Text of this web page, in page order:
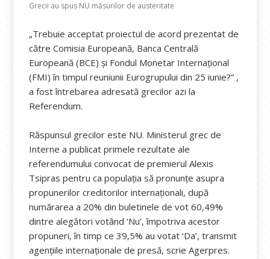
Grecii au spus NU măsurilor de austeritate
„Trebuie acceptat proiectul de acord prezentat de
către Comisia Europeană, Banca Centrală
Europeană (BCE) şi Fondul Monetar Internaţional
(FMI) în timpul reuniunii Eurogrupului din 25 iunie?” ,
a fost întrebarea adresată grecilor azi la
Referendum.
Răspunsul grecilor este NU. Ministerul grec de
Interne a publicat primele rezultate ale
referendumului convocat de premierul Alexis
Tsipras pentru ca populația să pronunțe asupra
propunerilor creditorilor internaționali, după
numărarea a 20% din buletinele de vot 60,49%
dintre alegători votând ‘Nu’, împotriva acestor
propuneri, în timp ce 39,5% au votat ‘Da’, transmit
agențiile internaționale de presă, scrie Agerpres.